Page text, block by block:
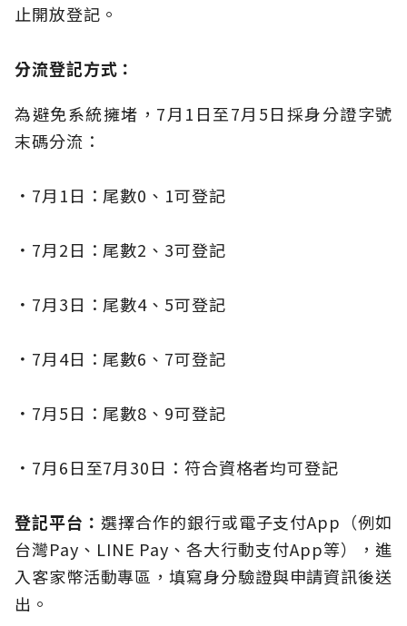
止開放登記。
分流登記方式：
為避免系統擁堵，7月1日至7月5日採身分證字號
末碼分流：
． 7月1日：尾數0、1可登記
． 7月2日：尾數2、3可登記
． 7月3日：尾數4、5可登記
． 7月4日：尾數6、7可登記
． 7月5日：尾數8、9可登記
． 7月6日至7月30日：符合資格者均可登記
登記平台： 選擇合作的銀行或電子支付App（例如
台灣Pay、LINE Pay、各大行動支付App等），進
入客家幣活動專區，填寫身分驗證與申請資訊後送
出。